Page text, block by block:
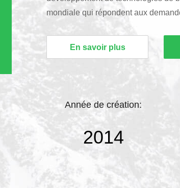
mondiale qui répondent aux
en matière de diagnostic clinique.
fluorescence proche infrarouge
En savoir plus
Année de création:
2016